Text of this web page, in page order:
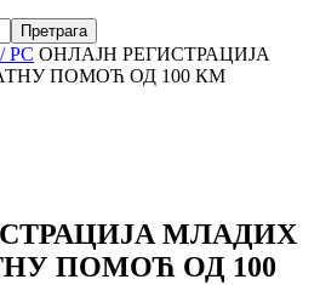
РС ОНЛАЈН РЕГИСТРАЦИЈА
ПОМОЋ ОД 100 КМ
МЛАДИХ
ПОМОЋ ОД 100